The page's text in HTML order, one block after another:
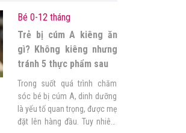
không? Có ảnh hưởng gì đến
trẻ hay không? Những chiếc
răng này cần được cả ba […]
Bé 0-12 tháng
Trẻ bị cúm A kiêng ăn
gì? Không kiêng nhưng
tránh 5 thực phẩm sau
Trong suốt quá trình chăm
sóc bé bị cúm A, dinh dưỡng
là yếu tố quan trọng, được mẹ
đặt lên hàng đầu. Tuy nhiên,